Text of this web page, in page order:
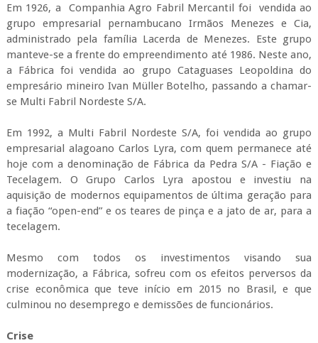
Em 1926, a Companhia Agro Fabril Mercantil foi vendida ao
grupo empresarial pernambucano Irmãos Menezes e Cia,
administrado pela família Lacerda de Menezes. Este grupo
manteve-se a frente do empreendimento até 1986. Neste ano,
a Fábrica foi vendida ao grupo Cataguases Leopoldina do
empresário mineiro Ivan Müller Botelho, passando a chamar-
se Multi Fabril Nordeste S/A.
Em 1992, a Multi Fabril Nordeste S/A, foi vendida ao grupo
empresarial alagoano Carlos Lyra, com quem permanece até
hoje com a denominação de Fábrica da Pedra S/A - Fiação e
Tecelagem. O Grupo Carlos Lyra apostou e investiu na
aquisição de modernos equipamentos de última geração para
a fiação “open-end” e os teares de pinça e a jato de ar, para a
tecelagem.
Mesmo com todos os investimentos visando sua
modernização, a Fábrica, sofreu com os efeitos perversos da
crise econômica que teve início em 2015 no Brasil, e que
culminou no desemprego e demissões de funcionários.
Crise